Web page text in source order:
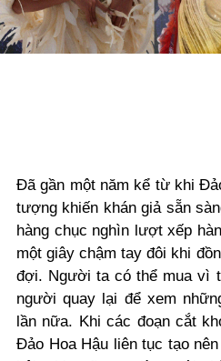
Đã gần một năm kể từ khi
tượng khiến khán giả sẵn
hàng chục nghìn lượt xếp
một giây chậm tay đôi khi
đợi. Người ta có thể mua vì
người quay lại để xem
lần nữa. Khi các đoạn cắt
Đảo Hoa Hậu liên tục tạo